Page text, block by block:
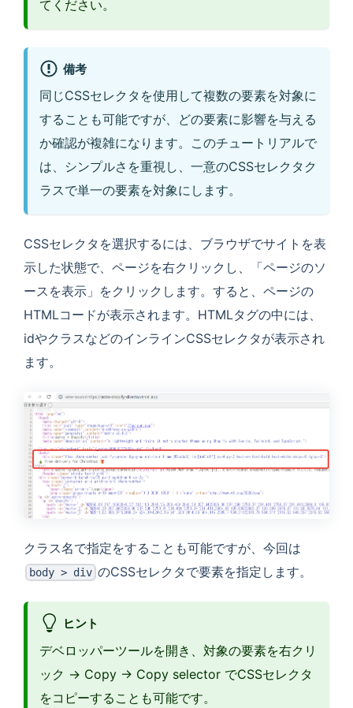
てください。
備考
同じCSSセレクタを使用して複数の要素を対象に
することも可能ですが、どの要素に影響を与える
か確認が複雑になります。このチュートリアルで
は、シンプルさを重視し、一意のCSSセレクタク
ラスで単一の要素を対象にします。
CSSセレクタを選択するには、ブラウザでサイトを表
示した状態で、ページを右クリックし、「ページのソ
ースを表示」をクリックします。すると、ページの
HTMLコードが表示されます。HTMLタグの中には、
idやクラスなどのインラインCSSセレクタが表示され
ます。
クラス名で指定をすることも可能ですが、今回は
body > div のCSSセレクタで要素を指定します。
ヒント
デベロッパーツールを開き、対象の要素を右クリ
ック -> Copy -> Copy selector でCSSセレクタ
をコピーすることも可能です。